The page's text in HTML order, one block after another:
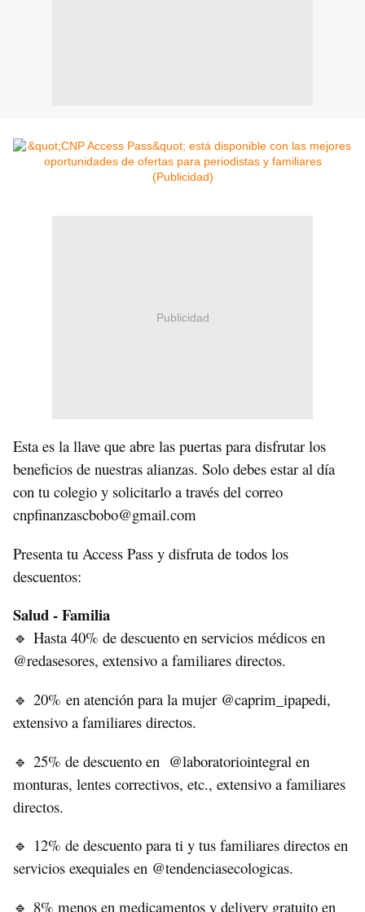
Publicidad
Esta es la llave que abre las puertas para disfrutar los
beneficios de nuestras alianzas. Solo debes estar al día
con tu colegio y solicitarlo a través del correo
cnpfinanzascbobo@gmail.com
Presenta tu Access Pass y disfruta de todos los
descuentos:
Salud - Familia
🔹 Hasta 40% de descuento en servicios médicos en
@redasesores, extensivo a familiares directos.
🔹 20% en atención para la mujer @caprim_ipapedi,
extensivo a familiares directos.
🔹 25% de descuento en @laboratoriointegral en
monturas, lentes correctivos, etc., extensivo a familiares
directos.
🔹
12% de descuento para ti y tus familiares directos en
servicios exequiales en @tendenciasecologicas.
🔹 8% menos en medicamentos y delivery gratuito en